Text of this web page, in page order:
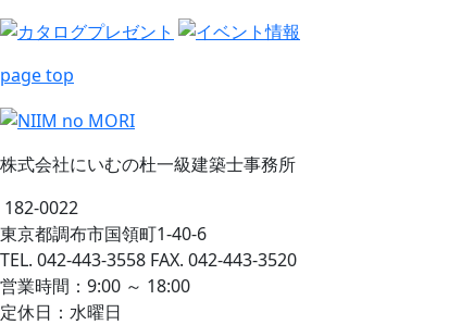
page top
株式会社にいむの杜一級建築士事務所
182-0022
東京都調布市国領町1-40-6
TEL. 042-443-3558 FAX. 042-443-3520
営業時間：9:00 ～ 18:00
定休日：水曜日